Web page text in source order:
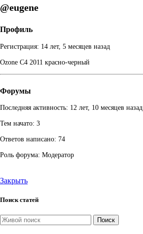
@eugene
Профиль
Регистрация: 14 лет, 5 месяцев назад
Ozone C4 2011 красно-черный
Форумы
Последняя активность: 12 лет, 10 месяцев назад
Тем начато: 3
Ответов написано: 74
Роль форума: Модератор
Закрыть
Поиск статей
Поиск